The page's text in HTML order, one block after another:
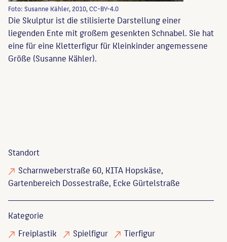
Foto: Susanne Kähler, 2010, CC-BY-4.0
Die Skulptur ist die stilisierte Darstellung einer
liegenden Ente mit großem gesenkten Schnabel. Sie hat
eine für eine Kletterfigur für Kleinkinder angemessene
Größe (Susanne Kähler).
Standort
Scharnweberstraße 60, KITA Hopskäse,
Gartenbereich Dossestraße, Ecke Gürtelstraße
Kategorie
Freiplastik
Spielfigur Tierfigur